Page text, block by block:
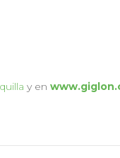
y en